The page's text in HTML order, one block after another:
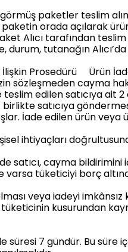
paketler teslim
paketin orada açılarak
Alıcı tarafından
tutanağın
İlişkin Prosedürü Ürün
sözleşmeden cayma
teslim edilen satıcıya
satıcıya
İade edilen ürün veya
ihtiyaçları
satıcı, cayma
varsa tüketiciyi borç
veya iadeyi
tüketicinin kusurundan
7 gündür. Bu süre